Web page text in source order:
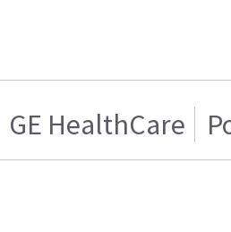
GE HealthCare